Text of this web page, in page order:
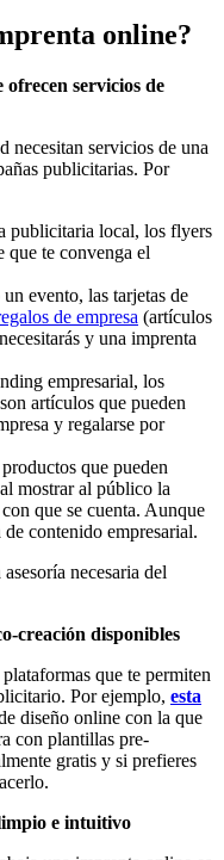
online?
servicios de
necesitan servicios de una
publicitarias. Por
publicitaria local, los flyers
que te convenga el
evento, las tarjetas de
de empresa (artículos
y una imprenta
empresarial, los
artículos que pueden
y regalarse por
que pueden
mostrar al público la
que se cuenta. Aunque
contenido empresarial.
necesaria del
creación disponibles
que te permiten
Por ejemplo, esta
diseño online con la que
con plantillas pre-
gratis y si prefieres
e intuitivo